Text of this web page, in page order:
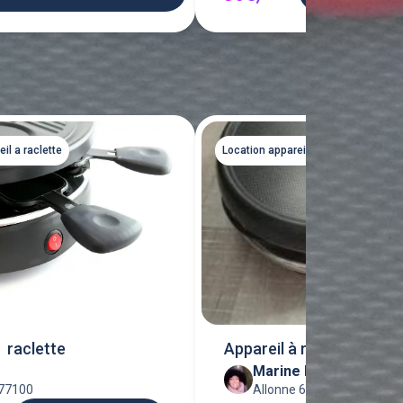
a raclette
raclette
Location appareil a raclette
Appareil à raclette
Marine M
Allonne 60000